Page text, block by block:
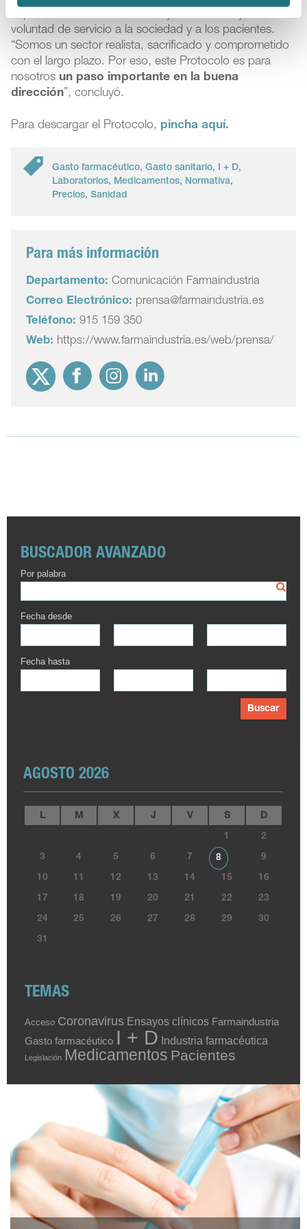
voluntad de servicio a la sociedad y a los pacientes.
“Somos un sector realista, sacrificado y comprometido
con el largo plazo. Por eso, este Protocolo es para
nosotros un paso importante en la buena
dirección”, concluyó.
Para descargar el Protocolo, pincha aquí.
Gasto farmacéutico,Gasto sanitario, I + D,
Laboratorios, Medicamentos, Normativa,
Precios,Sanidad
Para más información
Departamento: Comunicación Farmaindustria
Correo Electrónico: prensa@farmaindustria.es
Teléfono: 915 159 350
Web: https://www.farmaindustria.es/web/prensa/
BUSCADOR AVANZADO
Por palabra
Fecha desde
Fecha hasta
Buscar
AGOSTO 2026
L M X J V S D
1 2
3 4 5 6 7 8 9
10 11 12 13 14 15 16
17 18 19 20 21 22 23
24 25 26 27 28 29 30
31
TEMAS
Acceso Coronavirus Ensayos clínicos Farmaindustria
Gasto farmacéutico I + D Industria farmacéutica
Legislación Medicamentos Pacientes